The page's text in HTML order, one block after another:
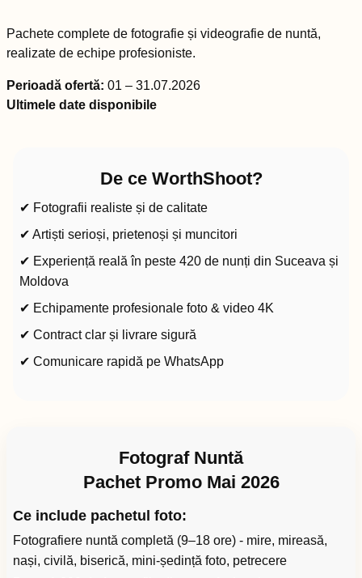
Pachete complete de fotografie și videografie de nuntă,
realizate de echipe profesioniste.
Perioadă ofertă: 01 – 31.07.2026
Ultimele date disponibile
De ce WorthShoot?
✔ Fotografii realiste și de calitate
✔ Artiști serioși, prietenoși și muncitori
✔ Experiență reală în peste 420 de nunți din Suceava și
Moldova
✔ Echipamente profesionale foto & video 4K
✔ Contract clar și livrare sigură
✔ Comunicare rapidă pe WhatsApp
Fotograf Nuntă
Pachet Promo Mai 2026
Ce include pachetul foto:
Fotografiere nuntă completă (9–18 ore) - mire, mireasă,
nași, civilă, biserică, mini-ședință foto, petrecere